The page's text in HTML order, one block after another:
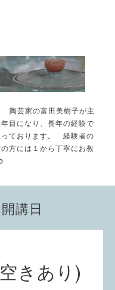
芸家の富田美樹子が主
目になり、長年の経験で
っております。 経験者の
方には１から丁寧にお教
☺️
講日
きあり)